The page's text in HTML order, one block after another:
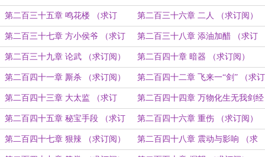
订阅）
第二百三十五章 鸣花楼 （求订
阅）
第二百三十六章 二人 （求订阅）
第二百三十七章 方小侯爷 （求订
阅）
第二百三十八章 添油加醋 （求订
阅）
第二百三十九章 论武 （求订阅） 第二百四十章 暗器 （求订阅）
第二百四十一章 厮杀 （求订阅） 第二百四十二章 飞来一“剑” （求订
阅）
第二百四十三章 大太监 （求订
阅）
第二百四十四章 万物化生无我剑经
（求订阅）
第二百四十五章 秘宝手段 （求订
阅）
第二百四十六章 重伤 （求订阅）
第二百四十七章 狠辣 （求订阅） 第二百四十八章 震动与影响 （求